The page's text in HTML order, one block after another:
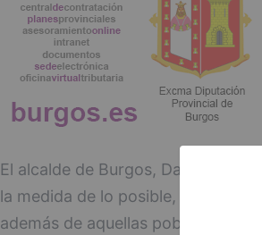
El alcalde de Burgos, Daniel de la
la medida de lo posible, eviten
además de aquellas poblaciones